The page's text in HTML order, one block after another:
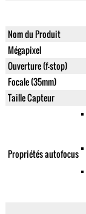
Nom du Produit
Mégapixel
Ouverture (f-stop)
Focale (35mm)
Taille Capteur
Propriétés autofocus